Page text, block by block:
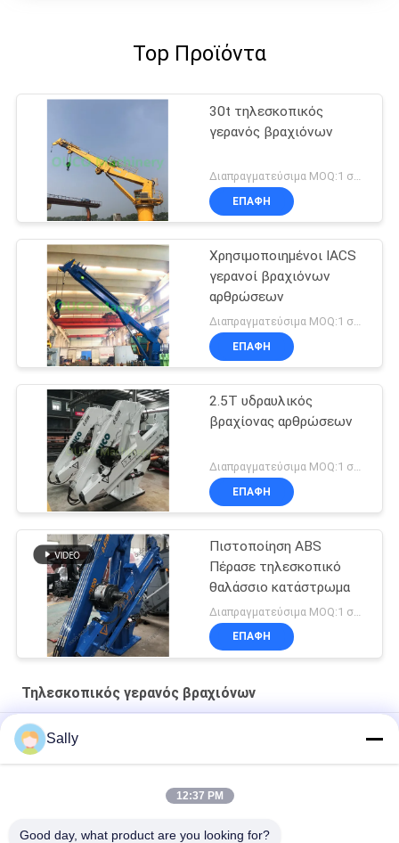
Top Προϊόντα
30t τηλεσκοπικός
γερανός βραχιόνων
Διαπραγματεύσιμα MOQ:1 σύνολο
ΕΠΑΦΉ
Χρησιμοποιημένοι IACS
γερανοί βραχιόνων
αρθρώσεων
ΕΠΑΦΉ
2.5T υδραυλικός
βραχίονας αρθρώσεων
ΕΠΑΦΉ
Πιστοποίηση ABS
Πέρασε τηλεσκοπικό
θαλάσσιο κατάστρωμα
ΕΠΑΦΉ
Τηλεσκοπικός γερανός βραχιόνων
Γερανός ηλεκτρικού μηχανοστασίου 10 τόνων για πλοίο
Υδραυλικός Τηλεσκοπικός Γερανός Αποβάθρας 12T10M
Θαλάσσιο υδραυλικό 3t 30m άσπρος τηλεσκοπικός γερανός
Sally
12:37 PM
Good day, what product are you looking for?